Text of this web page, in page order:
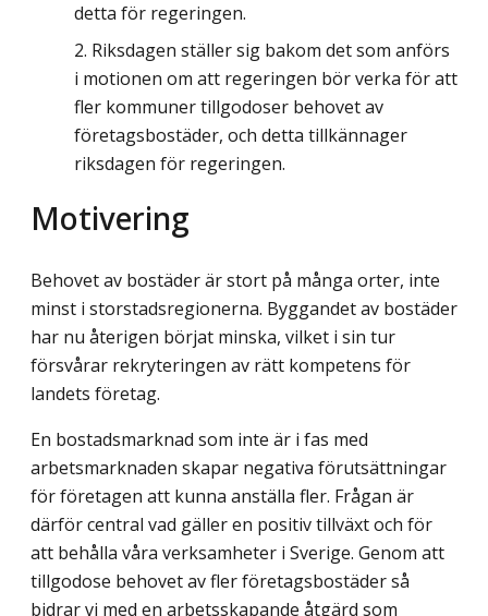
detta för regeringen.
Riksdagen ställer sig bakom det som anförs
i motionen om att regeringen bör verka för att
fler kommuner tillgodoser behovet av
företagsbostäder, och detta tillkännager
riksdagen för regeringen.
Motivering
Behovet av bostäder är stort på många orter, inte
minst i storstadsregionerna. Byggandet av bostäder
har nu återigen börjat minska, vilket i sin tur
försvårar rekryteringen av rätt kompetens för
landets företag.
En bostadsmarknad som inte är i fas med
arbetsmarknaden skapar negativa förut­sättningar
för företagen att kunna anställa fler. Frågan är
därför central vad gäller en positiv tillväxt och för
att behålla våra verksamheter i Sverige. Genom att
tillgodose behovet av fler företagsbostäder så
bidrar vi med en arbetsskapande åtgärd som